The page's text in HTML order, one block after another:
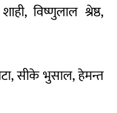
विष्णुलाल श्रेष्ठ,
सीके भुसाल, हेमन्त